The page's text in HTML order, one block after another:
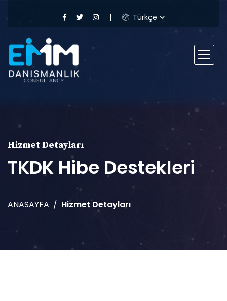
Türkçe
Hizmet Detayları
TKDK Hibe Destekleri
ANASAYFA Hizmet Detayları